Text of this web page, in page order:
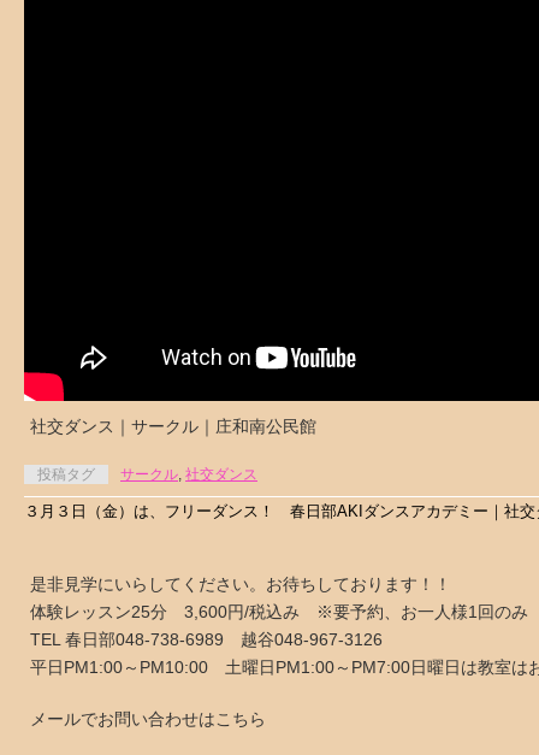
社交ダンス｜サークル｜庄和南公民館
投稿タグ サークル, 社交ダンス
３月３日（金）は、フリーダンス！ 春日部AKIダンスアカデミー｜社交
是非見学にいらしてください。お待ちしております！！
体験レッスン25分 3,600円/税込み ※要予約、お一人様1回のみ
TEL 春日部048-738-6989 越谷048-967-3126
平日PM1:00～PM10:00 土曜日PM1:00～PM7:00日曜日は教室は
メールでお問い合わせはこちら